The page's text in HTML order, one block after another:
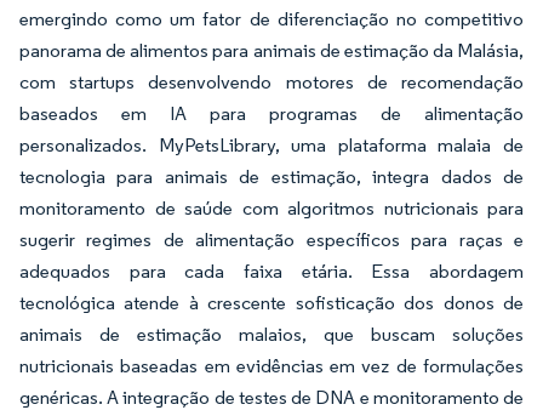
emergindo como um fator de diferenciação no competitivo
panorama de alimentos para animais de estimação da Malásia,
com startups desenvolvendo motores de recomendação
baseados em IA para programas de alimentação
personalizados. MyPetsLibrary, uma plataforma malaia de
tecnologia para animais de estimação, integra dados de
monitoramento de saúde com algoritmos nutricionais para
sugerir regimes de alimentação específicos para raças e
adequados para cada faixa etária. Essa abordagem
tecnológica atende à crescente sofisticação dos donos de
animais de estimação malaios, que buscam soluções
nutricionais baseadas em evidências em vez de formulações
genéricas. A integração de testes de DNA e monitoramento de